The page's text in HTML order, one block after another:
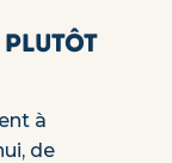
plutôt
à
de